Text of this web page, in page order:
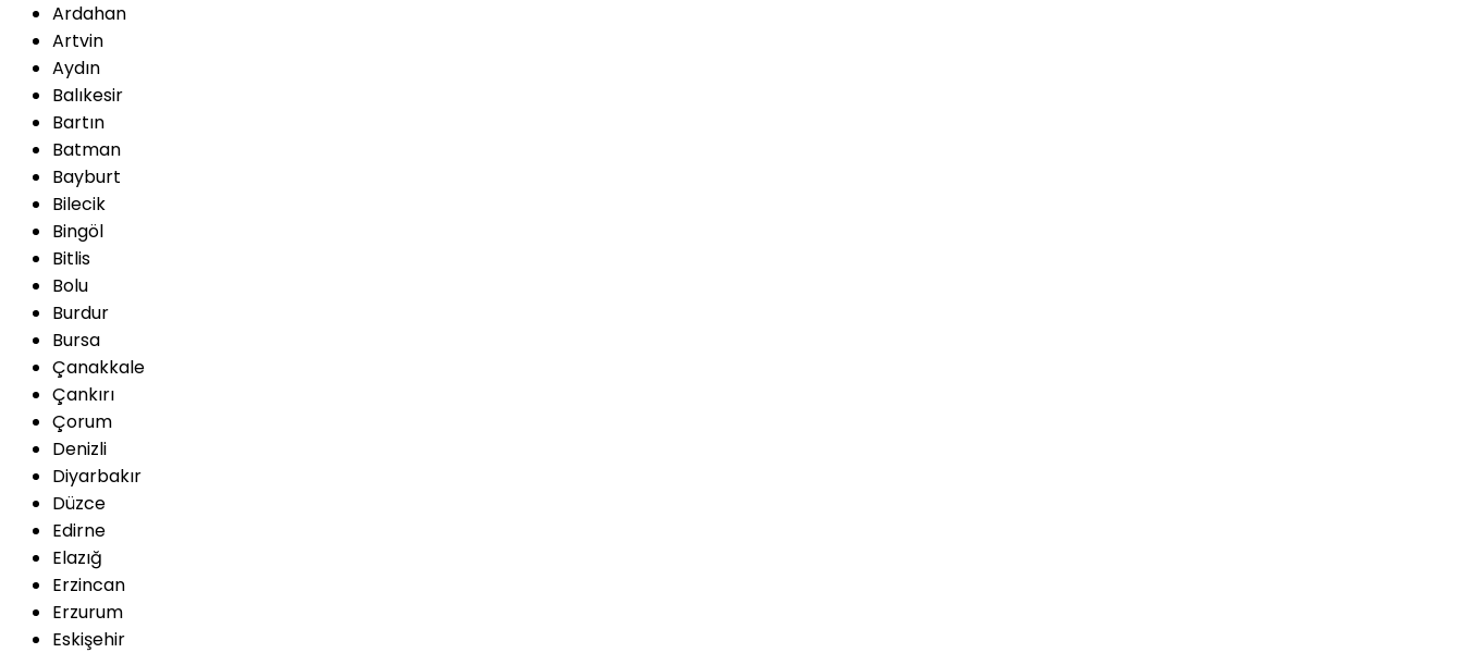
Ardahan
Artvin
Aydın
Balıkesir
Bartın
Batman
Bayburt
Bilecik
Bingöl
Bitlis
Bolu
Burdur
Bursa
Çanakkale
Çankırı
Çorum
Denizli
Diyarbakır
Düzce
Edirne
Elazığ
Erzincan
Erzurum
Eskişehir